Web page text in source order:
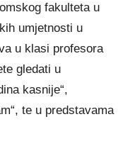
fakulteta u
umjetnosti u
u klasi profesora
gledati u
kasnije“,
te u predstavama